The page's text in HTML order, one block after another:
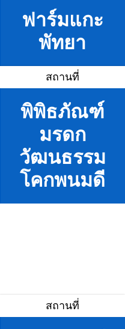
ฟาร์มแกะ
พัทยา
สถานที่
พิพิธภัณฑ์
มรดก
วัฒนธรรม
โคกพนมดี
สถานที่